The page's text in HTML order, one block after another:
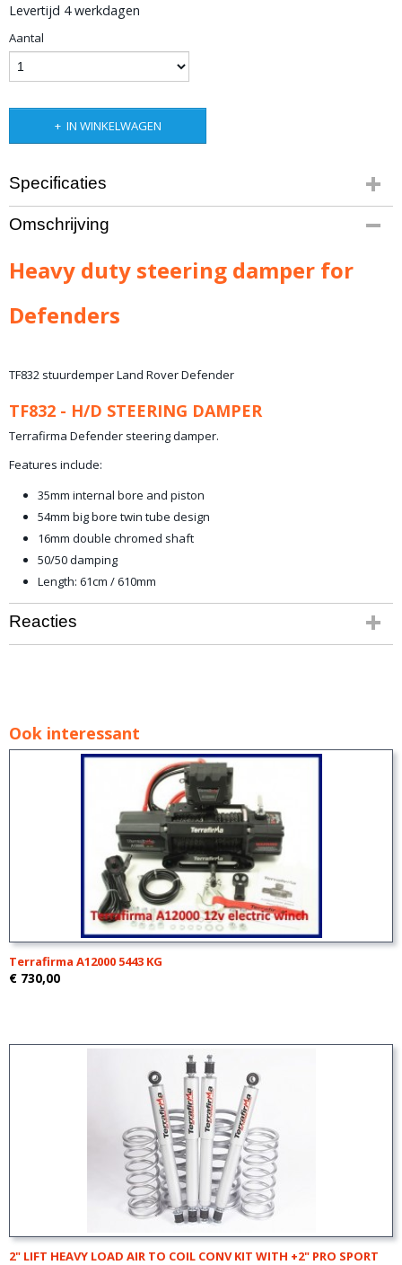
Levertijd 4 werkdagen
Aantal
IN WINKELWAGEN
Specificaties
Bruto gewicht
6,00 Kg
Omschrijving
Heavy duty steering damper for
Defenders
TF832 stuurdemper Land Rover Defender
TF832 - H/D STEERING DAMPER
Terrafirma Defender steering damper.
Features include:
35mm internal bore and piston
54mm big bore twin tube design
16mm double chromed shaft
50/50 damping
Length: 61cm / 610mm
Reacties
Ook interessant
Terrafirma A12000 5443 KG
€ 730,00
2" LIFT HEAVY LOAD AIR TO COIL CONV KIT WITH +2" PRO SPORT